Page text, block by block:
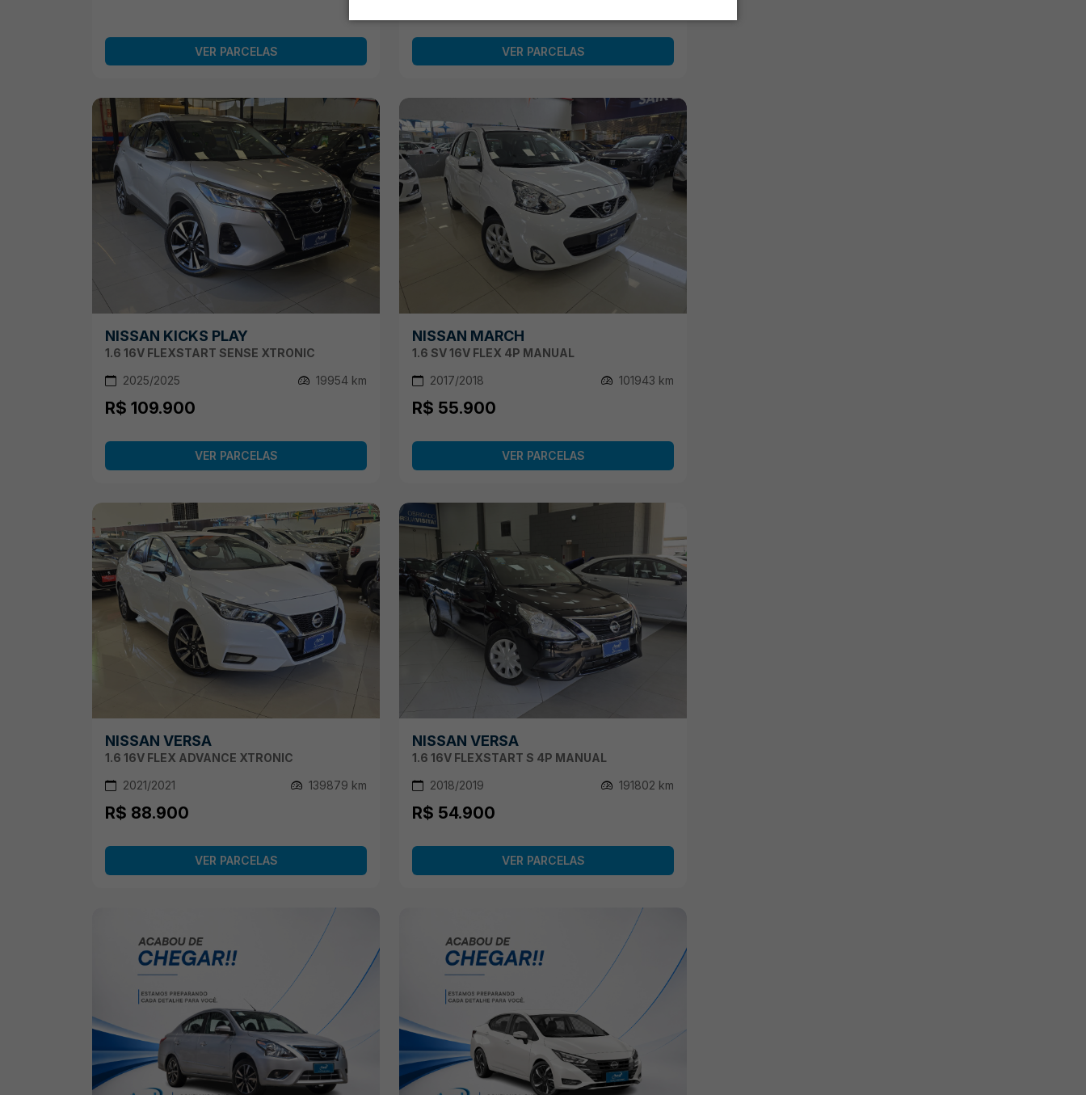
VER PARCELAS VER PARCELAS
NISSAN KICKS PLAY
1.6 16V FLEXSTART SENSE XTRONIC
2025/2025
19954 km
R$ 109.900
VER PARCELAS
NISSAN MARCH
1.6 SV 16V FLEX 4P MANUAL
2017/2018
101943 km
R$ 55.900
VER PARCELAS
NISSAN VERSA
1.6 16V FLEX ADVANCE XTRONIC
2021/2021
139879 km
R$ 88.900
VER PARCELAS
NISSAN VERSA
1.6 16V FLEXSTART S 4P MANUAL
2018/2019
191802 km
R$ 54.900
VER PARCELAS